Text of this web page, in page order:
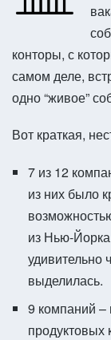
конторы, с
самом деле,
одно “живое”
Вот краткая,
7 из 12
из них было
из Нью-
удивительно
выделилась.
9 компаний –